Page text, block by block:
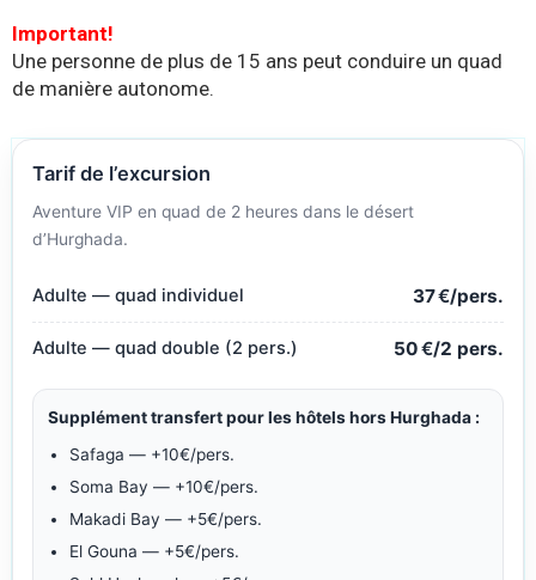
Important!
Une personne de plus de 15 ans peut conduire un quad
de manière autonome.
Tarif de l’excursion
Aventure VIP en quad de 2 heures dans le désert
d’Hurghada.
Adulte — quad individuel 37€/pers.
Adulte — quad double (2 pers.) 50€/2 pers.
Supplément transfert pour les hôtels hors Hurghada :
Safaga — +10€/pers.
Soma Bay — +10€/pers.
Makadi Bay — +5€/pers.
El Gouna — +5€/pers.